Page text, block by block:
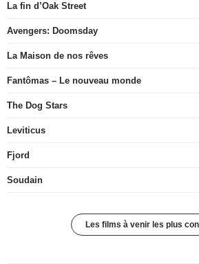
La fin d’Oak Street
Avengers: Doomsday
La Maison de nos rêves
Fantômas – Le nouveau monde
The Dog Stars
Leviticus
Fjord
Soudain
Les films à venir les plus